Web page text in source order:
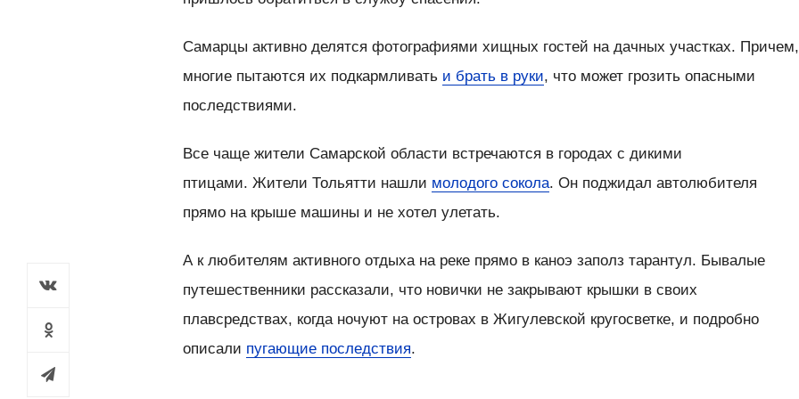
Самарцы активно делятся фотографиями хищных гостей на дачных участках. Причем,
многие пытаются их подкармливать и брать в руки, что может грозить опасными
последствиями.
Все чаще жители Самарской области встречаются в городах с дикими
птицами. Жители Тольятти нашли молодого сокола. Он поджидал автолюбителя
прямо на крыше машины и не хотел улетать.
А к любителям активного отдыха на реке прямо в каноэ заполз тарантул. Бывалые
путешественники рассказали, что новички не закрывают крышки в своих
плавсредствах, когда ночуют на островах в Жигулевской кругосветке, и подробно
описали пугающие последствия.